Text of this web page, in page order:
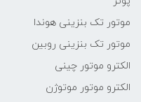
موتور تک بنزینی هوندا
موتور تک بنزینی روبین
الکترو موتور چینی
الکترو موتور موتوژن